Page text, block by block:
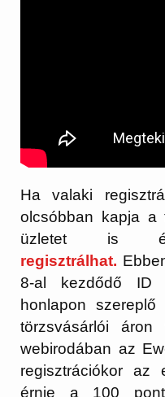
Ha valaki
olcsóbban kapja a
üzletet is
regisztrálhat.
8-al kezdődő ID
honlapon
törzsvásárlói áron
webirodában az
regisztrációkor az
érnie a 100